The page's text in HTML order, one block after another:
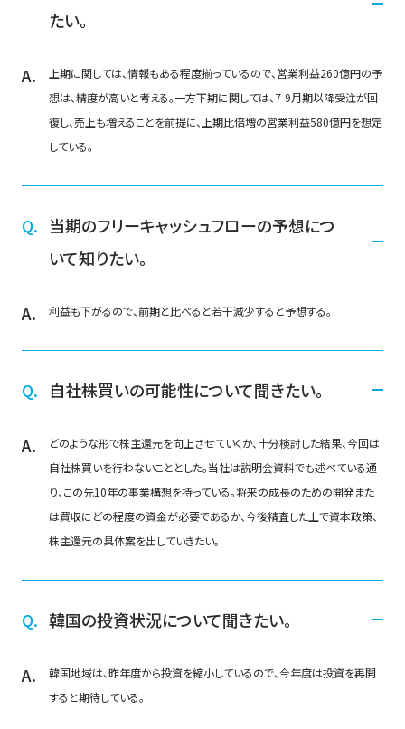
たい。
上期に関しては、情報もある程度揃っているので、営業利益260億円の予
想は、精度が高いと考える。一方下期に関しては、7-9月期以降受注が回
復し、売上も増えることを前提に、上期比倍増の営業利益580億円を想定
している。
当期のフリーキャッシュフローの予想につ
いて知りたい。
利益も下がるので、前期と比べると若干減少すると予想する。
自社株買いの可能性について聞きたい。
どのような形で株主還元を向上させていくか、十分検討した結果、今回は
自社株買いを行わないこととした。当社は説明会資料でも述べている通
り、この先10年の事業構想を持っている。将来の成長のための開発また
は買収にどの程度の資金が必要であるか、今後精査した上で資本政策、
株主還元の具体案を出していきたい。
韓国の投資状況について聞きたい。
韓国地域は、昨年度から投資を縮小しているので、今年度は投資を再開
すると期待している。